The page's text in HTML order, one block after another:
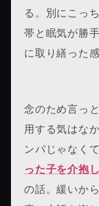
る。別にこっ
帯と眠気が勝
に取り繕った
念のため言っ
用する気はな
ンパじゃなく
った子を介抱
の話。緩いか